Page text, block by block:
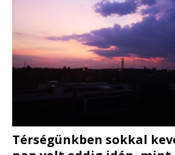
Térségünkben sokkal